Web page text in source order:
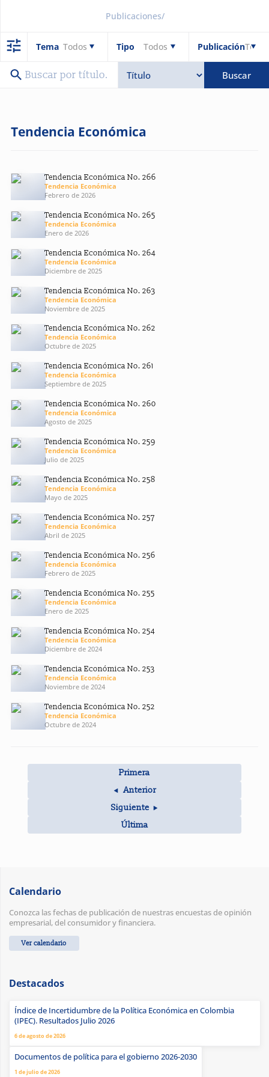
Publicaciones/
Tema Todos Tipo Todos PublicaciónTodos
Buscar
Tendencia Económica
Tendencia Económica No. 266
Tendencia Económica
Febrero de 2026
Tendencia Económica No. 265
Tendencia Económica
Enero de 2026
Tendencia Económica No. 264
Tendencia Económica
Diciembre de 2025
Tendencia Económica No. 263
Tendencia Económica
Noviembre de 2025
Tendencia Económica No. 262
Tendencia Económica
Octubre de 2025
Tendencia Económica No. 261
Tendencia Económica
Septiembre de 2025
Tendencia Económica No. 260
Tendencia Económica
Agosto de 2025
Tendencia Económica No. 259
Tendencia Económica
Julio de 2025
Tendencia Económica No. 258
Tendencia Económica
Mayo de 2025
Tendencia Económica No. 257
Tendencia Económica
Abril de 2025
Tendencia Económica No. 256
Tendencia Económica
Febrero de 2025
Tendencia Económica No. 255
Tendencia Económica
Enero de 2025
Tendencia Económica No. 254
Tendencia Económica
Diciembre de 2024
Tendencia Económica No. 253
Tendencia Económica
Noviembre de 2024
Tendencia Económica No. 252
Tendencia Económica
Octubre de 2024
Primera
Anterior
Siguiente
Última
Calendario
Conozca las fechas de publicación de nuestras encuestas de opinión
empresarial, del consumidor y financiera.
Ver calendario
Destacados
Índice de Incertidumbre de la Política Económica en Colombia
(IPEC). Resultados Julio 2026
6 de agosto de 2026
Documentos de política para el gobierno 2026-2030
1 de julio de 2026